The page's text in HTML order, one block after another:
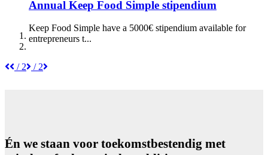
/ 2 / 2
Annual Keep Food Simple stipendium
Keep Food Simple have a 5000€ stipendium available for
entrepreneurs t...
Én we staan voor toekomstbestendig met